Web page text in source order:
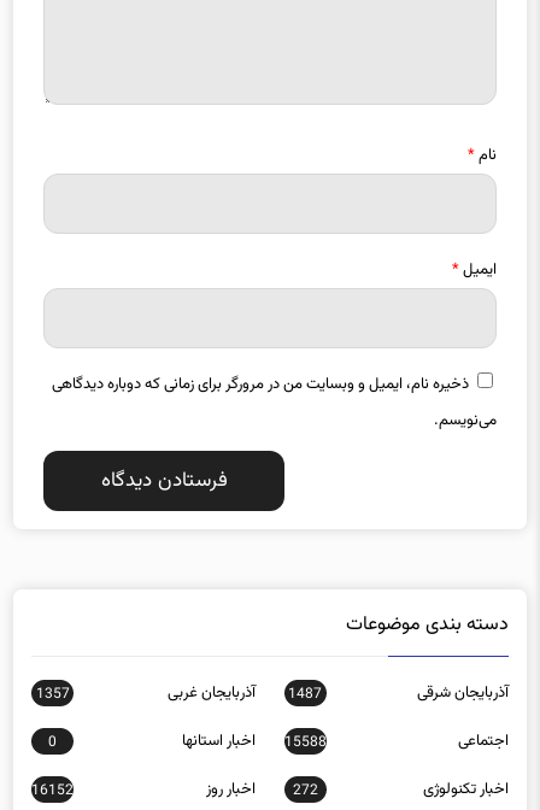
نام*
ایمیل*
ذخیره نام، ایمیل و وبسایت من در مرورگر برای زمانی که دوباره دیدگاهی
می‌نویسم.
دسته بندی موضوعات
آذربایجان شرقی 1487 آذربایجان غربی 1357
اجتماعی 15588 اخبار استانها 0
اخبار تکنولوژی 272 اخبار روز 16152